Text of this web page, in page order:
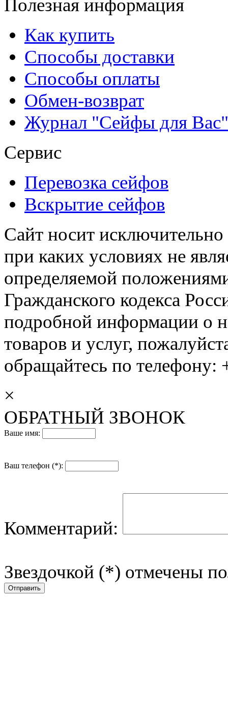
Полезная информация
Как купить
Способы доставки
Способы оплаты
Обмен-возврат
Журнал "Сейфы для Вас"
Сервис
Перевозка сейфов
Вскрытие сейфов
Сайт носит
при каких условиях не
определяемой
Гражданского кодекса
подробной информации о
товаров и услуг,
обращайтесь по
×
ОБРАТНЫЙ ЗВОНОК
Ваше имя:
Ваш телефон (*):
Комментарий:
Звездочкой (*) отмечены